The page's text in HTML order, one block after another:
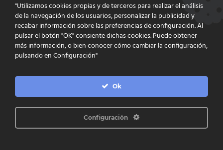
POLÍTICA DE COOKIES
CONTACTE
PROGRAMACIÓ INFOACTIVA'T
"Utilizamos cookies propias y de terceros para realizar el análisis
de la navegación de los usuarios, personalizar la publicidad y
recabar información sobre las preferencias de configuración. Al
pulsar el botón "OK" consiente dichas cookies. Puede obtener
más información, o bien conocer cómo cambiar la configuración,
pulsando en Configuración"
Ok
Configuración